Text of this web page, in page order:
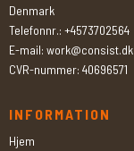
Denmark
Telefonnr.: +4573702564
E-mail: work@consist.dk
CVR-nummer: 40696571
INFORMATION
Hjem